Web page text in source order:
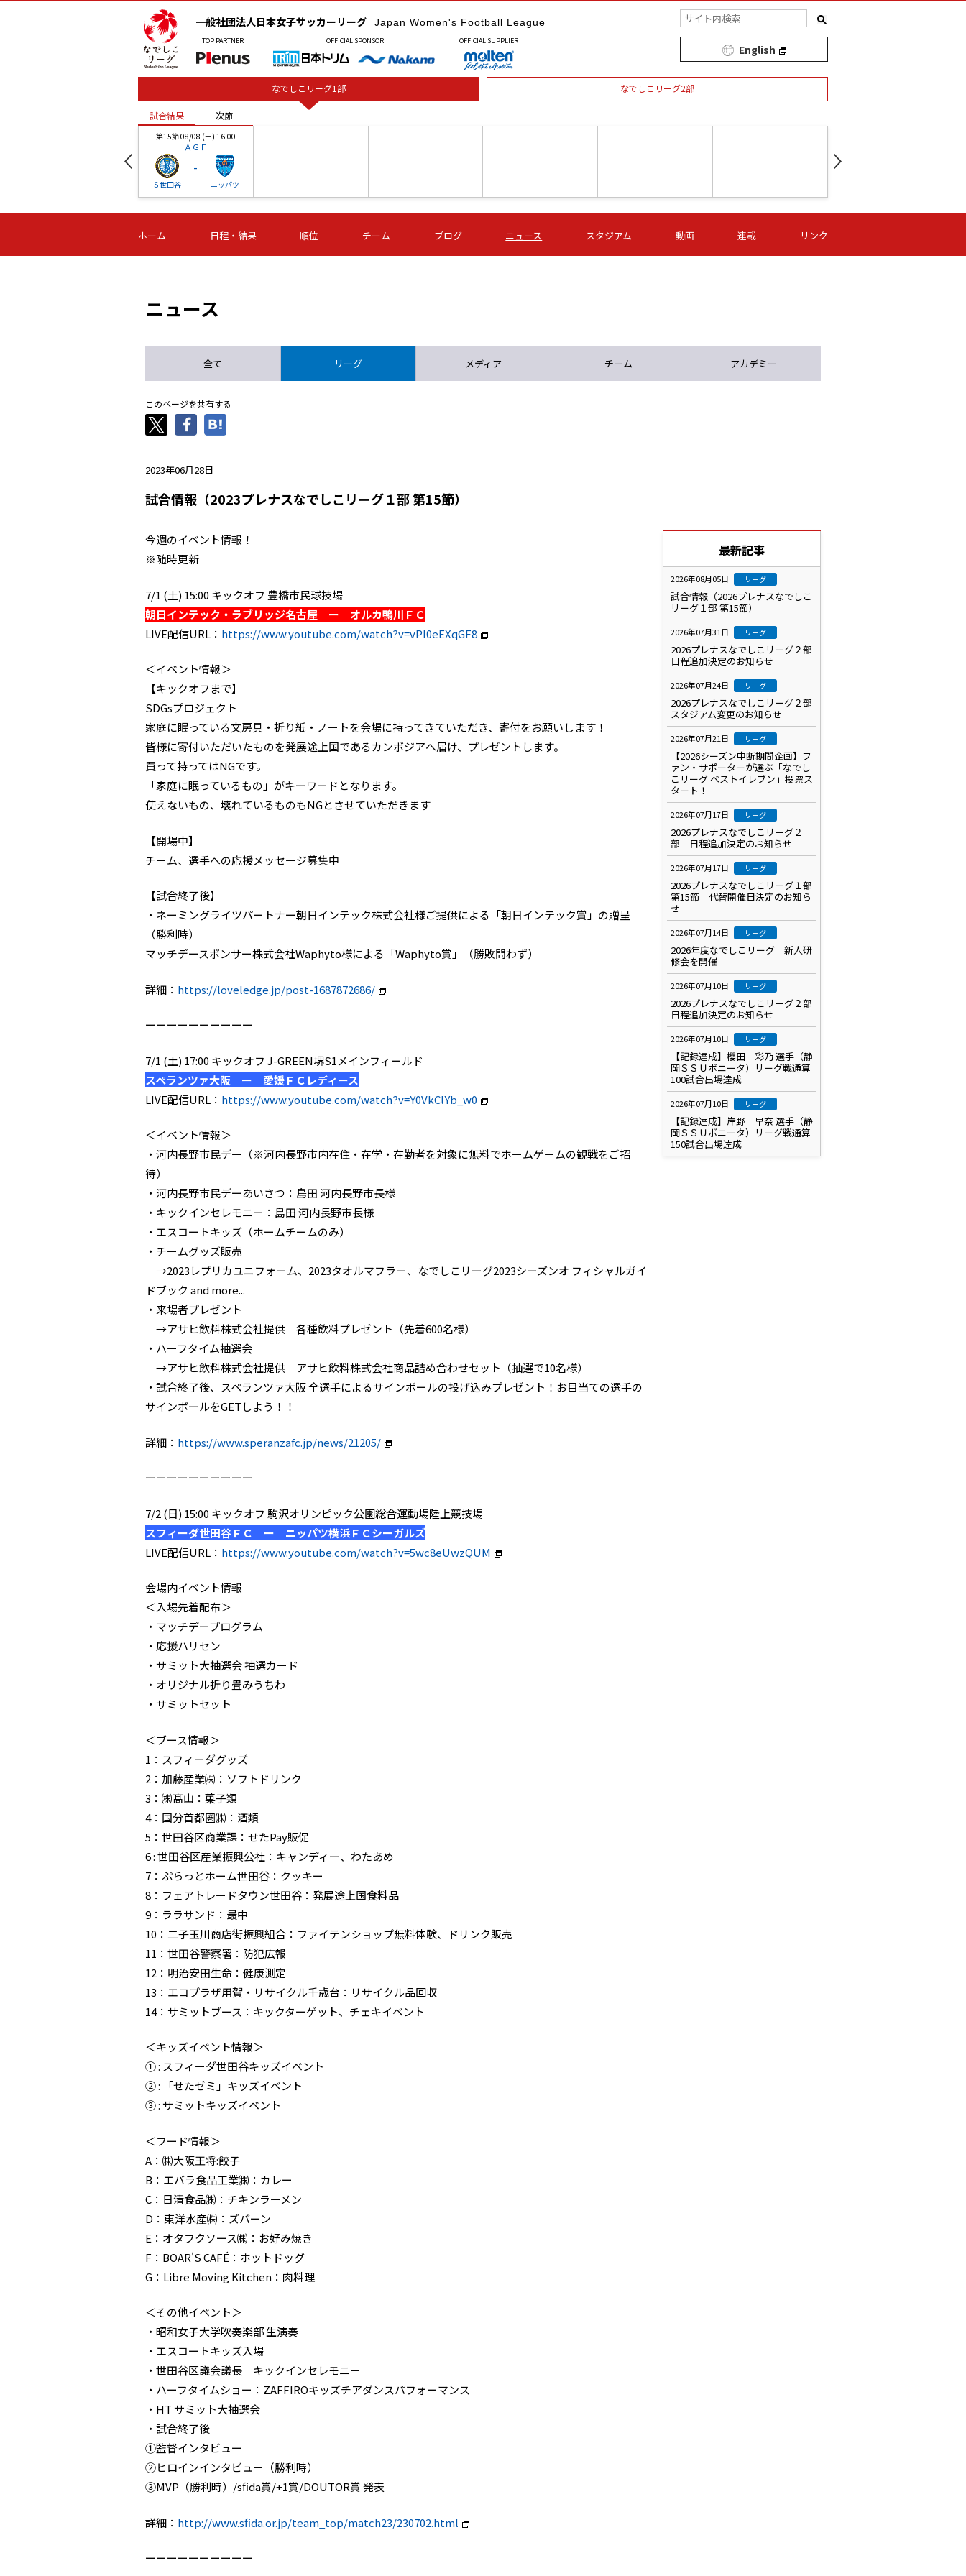
一般社団法人日本女子サッカーリーグ Japan Women's Football League
TOP PARTNER OFFICIAL SPONSOR OFFICIAL SUPPLIER
English
なでしこリーグ1部 なでしこリーグ2部
試合結果 次節
第15節 08/08 (土) 16:00
ＡＧＦ
Ｓ世田谷
-
ニッパツ
-
第16節 09/05 (土) 15:00
ニッパツ
-
第16節 09/05 (土) 15:00
石人の星
-
第16節 09/05 (土) 16:00
ＡＧＦ
-
いちご
-
第16節 09/06 (日) 15:00
-
第16節 09/06 (日) 15:00
- -
試合結果 次節
ホーム 日程・結果 順位 チーム ブログ ニュース スタジアム 動画 連載 リンク
ニュース
全て リーグ メディア チーム アカデミー
このページを共有する
2023年06月28日
試合情報（2023プレナスなでしこリーグ１部 第15節）
今週のイベント情報！
※随時更新
7/1 (土) 15:00 キックオフ 豊橋市民球技場
朝日インテック・ラブリッジ名古屋 ー オルカ鴨川ＦＣ
LIVE配信URL： https://www.youtube.com/watch?v=vPI0eEXqGF8
＜イベント情報＞
【キックオフまで】
SDGsプロジェクト
家庭に眠っている文房具・折り紙・ノートを会場に持ってきていただき、寄付をお願いします！
皆様に寄付いただいたものを発展途上国であるカンボジアへ届け、プレゼントします。
買って持ってはNGです。
「家庭に眠っているもの」がキーワードとなります。
使えないもの、壊れているものもNGとさせていただきます
【開場中】
チーム、選手への応援メッセージ募集中
【試合終了後】
・ネーミングライツパートナー朝日インテック株式会社様ご提供による「朝日インテック賞」の贈呈
（勝利時）
マッチデースポンサー株式会社Waphyto様による「Waphyto賞」（勝敗問わず）
詳細： https://loveledge.jp/post-1687872686/
ーーーーーーーーーー
7/1 (土) 17:00 キックオフ J-GREEN堺S1メインフィールド
スペランツァ大阪 ー 愛媛ＦＣレディース
LIVE配信URL： https://www.youtube.com/watch?v=Y0VkClYb_w0
＜イベント情報＞
・河内長野市民デー（※河内長野市内在住・在学・在勤者を対象に無料でホームゲームの観戦をご招
待）
・河内長野市民デーあいさつ：島田 河内長野市長様
・キックインセレモニー：島田 河内長野市長様
・エスコートキッズ（ホームチームのみ）
・チームグッズ販売
→2023レプリカユニフォーム、2023タオルマフラー、なでしこリーグ2023シーズンオ フィシャルガイ
ドブック and more...
・来場者プレゼント
→アサヒ飲料株式会社提供 各種飲料プレゼント（先着600名様）
・ハーフタイム抽選会
→アサヒ飲料株式会社提供 アサヒ飲料株式会社商品詰め合わせセット（抽選で10名様）
・試合終了後、スペランツァ大阪 全選手によるサインボールの投げ込みプレゼント！お目当ての選手の
サインボールをGETしよう！！
詳細： https://www.speranzafc.jp/news/21205/
ーーーーーーーーーー
7/2 (日) 15:00 キックオフ 駒沢オリンピック公園総合運動場陸上競技場
スフィーダ世田谷ＦＣ ー ニッパツ横浜ＦＣシーガルズ
LIVE配信URL： https://www.youtube.com/watch?v=5wc8eUwzQUM
会場内イベント情報
＜入場先着配布＞
・マッチデープログラム
・応援ハリセン
・サミット大抽選会 抽選カード
・オリジナル折り畳みうちわ
・サミットセット
＜ブース情報＞
1：スフィーダグッズ
2：加藤産業㈱：ソフトドリンク
3：㈱髙山：菓子類
4：国分首都圏㈱：酒類
5：世田谷区商業課：せたPay販促
6 : 世田谷区産業振興公社：キャンディー、わたあめ
7：ぷらっとホーム世田谷：クッキー
8：フェアトレードタウン世田谷：発展途上国食料品
9：ララサンド：最中
10：二子玉川商店街振興組合：ファイテンショップ無料体験、ドリンク販売
11：世田谷警察署：防犯広報
12：明治安田生命：健康測定
13：エコプラザ用賀・リサイクル千歳台：リサイクル品回収
14：サミットブース：キックターゲット、チェキイベント
＜キッズイベント情報＞
① : スフィーダ世田谷キッズイベント
② : 「せたゼミ」キッズイベント
③ : サミットキッズイベント
＜フード情報＞
A：㈱大阪王将:餃子
B：エバラ食品工業㈱：カレー
C：日清食品㈱：チキンラーメン
D：東洋水産㈱：ズバーン
E：オタフクソース㈱：お好み焼き
F：BOAR'S CAFÉ：ホットドッグ
G：Libre Moving Kitchen：肉料理
＜その他イベント＞
・昭和女子大学吹奏楽部 生演奏
・エスコートキッズ入場
・世田谷区議会議長 キックインセレモニー
・ハーフタイムショー：ZAFFIROキッズチアダンスパフォーマンス
・HT サミット大抽選会
・試合終了後
①監督インタビュー
②ヒロインインタビュー（勝利時）
③MVP（勝利時）/sfida賞/+1賞/DOUTOR賞 発表
詳細： http://www.sfida.or.jp/team_top/match23/230702.html
ーーーーーーーーーー
最新記事
2026年08月05日 リーグ
試合情報（2026プレナスなでしこ
リーグ１部 第15節）
2026年07月31日 リーグ
2026プレナスなでしこリーグ２部
日程追加決定のお知らせ
2026年07月24日 リーグ
2026プレナスなでしこリーグ２部
スタジアム変更のお知らせ
2026年07月21日 リーグ
【2026シーズン中断期間企画】フ
ァン・サポーターが選ぶ「なでし
こリーグ ベストイレブン」投票ス
タート！
2026年07月17日 リーグ
2026プレナスなでしこリーグ２
部 日程追加決定のお知らせ
2026年07月17日 リーグ
2026プレナスなでしこリーグ１部
第15節 代替開催日決定のお知ら
せ
2026年07月14日 リーグ
2026年度なでしこリーグ 新人研
修会を開催
2026年07月10日 リーグ
2026プレナスなでしこリーグ２部
日程追加決定のお知らせ
2026年07月10日 リーグ
【記録達成】櫻田 彩乃 選手（静
岡ＳＳＵボニータ）リーグ戦通算
100試合出場達成
2026年07月10日 リーグ
【記録達成】岸野 早奈 選手（静
岡ＳＳＵボニータ）リーグ戦通算
150試合出場達成